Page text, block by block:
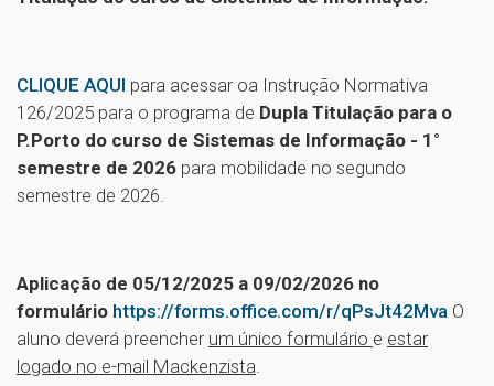
CLIQUE AQUI para acessar oa Instrução Normativa
126/2025 para o programa de Dupla Titulação para o
P.Porto do curso de Sistemas de Informação - 1°
semestre de 2026 para mobilidade no segundo
semestre de 2026.
Aplicação de 05/12/2025 a 09/02/2026 no
formulário https://forms.office.com/r/qPsJt42Mva O
aluno deverá preencher um único formulário e estar
logado no e-mail Mackenzista.